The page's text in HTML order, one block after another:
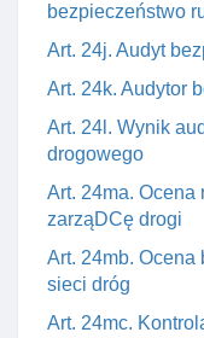
bezpieczeństwo
Art. 24j. Audyt
Art. 24k. Audytor
Art. 24l. Wynik
drogowego
Art. 24ma. Ocena
zarząDCę drogi
Art. 24mb. Ocena
sieci dróg
Art. 24mc.